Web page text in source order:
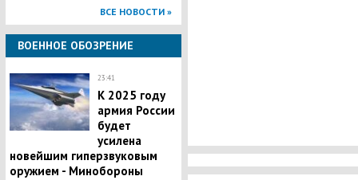
ВСЕ НОВОСТИ »
ВОЕННОЕ ОБОЗРЕНИЕ
23:41
К 2025 году
армия России
будет
усилена
новейшим гиперзвуковым
оружием - Минобороны